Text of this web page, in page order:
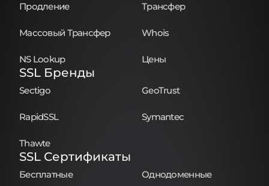
Продление Трансфер
Массовый Трансфер Whois
NS Lookup Цены
SSL Бренды
Sectigo GeoTrust
RapidSSL Symantec
Thawte
SSL Сертификаты
Бесплатные Однодоменные